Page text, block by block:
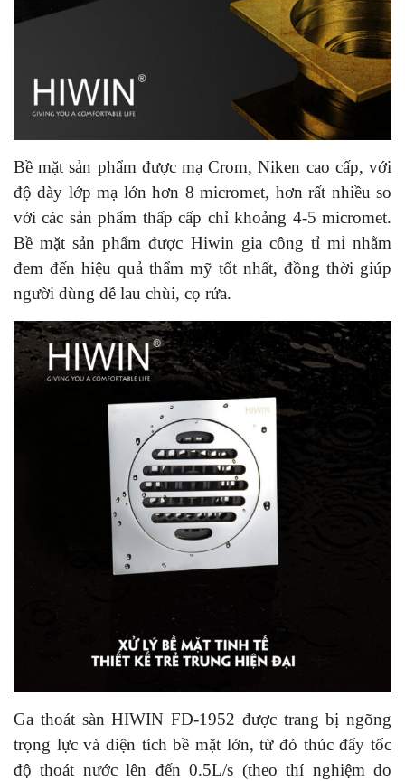
Bề mặt sản phẩm được mạ Crom, Niken cao cấp, với
độ dày lớp mạ lớn hơn 8 micromet, hơn rất nhiều so
với các sản phẩm thấp cấp chỉ khoảng 4-5 micromet.
Bề mặt sản phẩm được Hiwin gia công tỉ mỉ nhằm
đem đến hiệu quả thẩm mỹ tốt nhất, đồng thời giúp
người dùng dễ lau chùi, cọ rửa.
Ga thoát sàn HIWIN FD-1952 được trang bị ngõng
trọng lực và diện tích bề mặt lớn, từ đó thúc đẩy tốc
độ thoát nước lên đến 0.5L/s (theo thí nghiệm do